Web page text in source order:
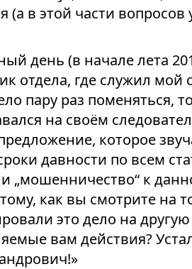
(а в этой части
день (в начале лета
отдела, где служил мой
пару раз поменяться,
на своём
которое
давности по всем
„мошенничество“ к
как вы смотрите на
это дело на
вам действия?